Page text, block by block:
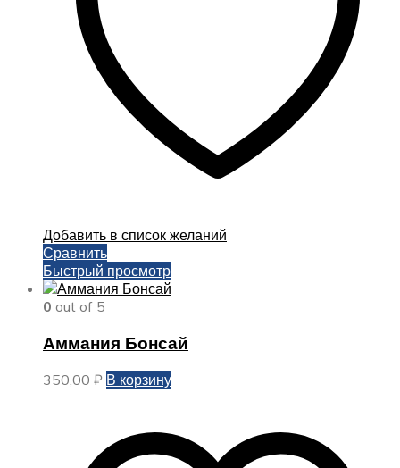
Добавить в список желаний
Сравнить
Быстрый просмотр
0 out of 5
Аммания Бонсай
350,00 ₽ В корзину